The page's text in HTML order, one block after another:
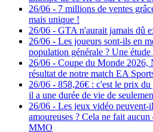
26/06 - 7 millions de ventes
mais unique !
26/06 - GTA n'aurait jamais dû
26/06 - Les joueurs sont-ils en
population générale ? Une
26/06 - Coupe du Monde 2026,
résultat de notre match EA
26/06 - 858,26€ : c'est le prix du
il a une durée de vie de
26/06 - Les jeux vidéo peuvent-
amoureuses ? Cela ne fait
MMO